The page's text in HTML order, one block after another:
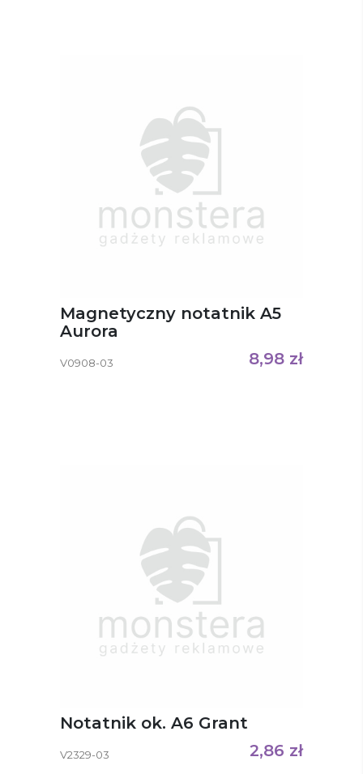
Magnetyczny notatnik A5
Aurora
V0908-03 8,98 zł
Notatnik ok. A6 Grant
V2329-03 2,86 zł